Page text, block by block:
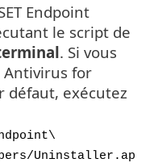
Endpoint
le script de
. Si vous
Antivirus for
défaut, exécutez
Uninstaller.ap